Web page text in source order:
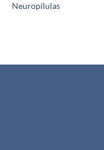
Neuropílulas